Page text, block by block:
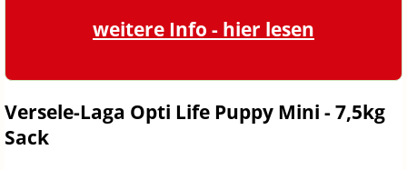
weitere Info - hier lesen
Versele-Laga Opti Life Puppy Mini - 7,5kg
Sack